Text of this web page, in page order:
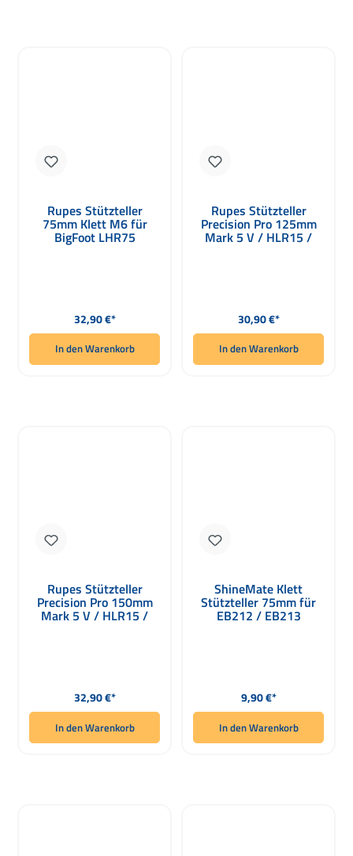
Rupes Stützteller
75mm Klett M6 für
BigFoot LHR75
Regulärer Preis:
32,90 €*
In den Warenkorb
Rupes Stützteller
Precision Pro 125mm
Mark 5 V / HLR15 /
Regulärer Preis:
30,90 €*
In den Warenkorb
Rupes Stützteller
Precision Pro 150mm
Mark 5 V / HLR15 /
Regulärer Preis:
32,90 €*
In den Warenkorb
ShineMate Klett
Stützteller 75mm für
EB212 / EB213
Regulärer Preis:
9,90 €*
In den Warenkorb